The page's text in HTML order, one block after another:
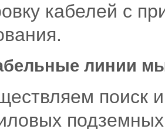
кабелей с
линии
поиск